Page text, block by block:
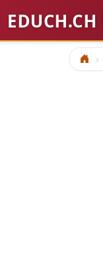
EDUCH.CH
Accueil